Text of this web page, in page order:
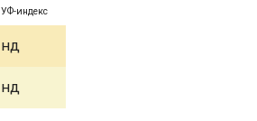
УФ-индекс
нд
нд